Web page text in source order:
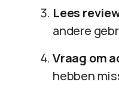
Lees
andere
Vraag om
hebben